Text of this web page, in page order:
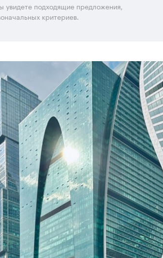
увидете подходящие предложения,
критериев.